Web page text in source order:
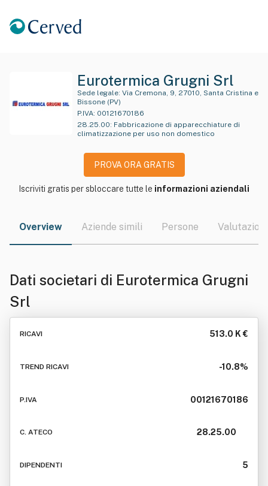
Eurotermica Grugni Srl
Sede legale:
Bissone (PV)
P.IVA: 00121670186
28.25.00: Fabbricazione di apparecchiature di
climatizzazione per uso non domestico
PROVA ORA GRATIS
Iscriviti gratis per sbloccare tutte le informazioni aziendali
Overview Aziende simili Persone Valutazioni
Dati societari di Eurotermica Grugni
Srl
RICAVI 513.0 K €
TREND RICAVI -10.8%
P.IVA 00121670186
C. ATECO 28.25.00
DIPENDENTI 5